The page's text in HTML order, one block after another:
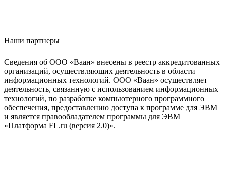
Наши партнеры
Сведения об ООО «Ваан» внесены в реестр аккредитованных
организаций, осуществляющих деятельность в области
информационных технологий. ООО «Ваан» осуществляет
деятельность, связанную с использованием информационных
технологий, по разработке компьютерного программного
обеспечения, предоставлению доступа к программе для ЭВМ
и является правообладателем программы для ЭВМ
«Платформа FL.ru (версия 2.0)».